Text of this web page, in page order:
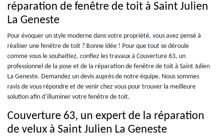
réparation de fenêtre de toit à Saint Julien
La Geneste
Pour évoquer un style moderne dans votre propriété, vous avez pensé à
réaliser une fenêtre de toit ? Bonne idée ! Pour que tout se déroule
comme vous le souhaitiez, confiez les travaux à Couverture 63, un
professionnel de la pose et de la réparation de fenêtre de toit à Saint Julien
La Geneste. Demandez un devis auprès de notre équipe. Nous sommes
ravis de vous répondre et de venir chez vous pour trouver la meilleure
solution afin d’illuminer votre fenêtre de toit.
Couverture 63, un expert de la réparation
de velux à Saint Julien La Geneste